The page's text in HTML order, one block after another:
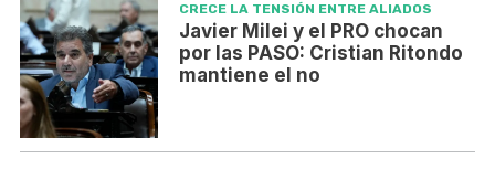
CRECE LA TENSIÓN ENTRE ALIADOS
Javier Milei y el PRO chocan
por las PASO: Cristian Ritondo
mantiene el no